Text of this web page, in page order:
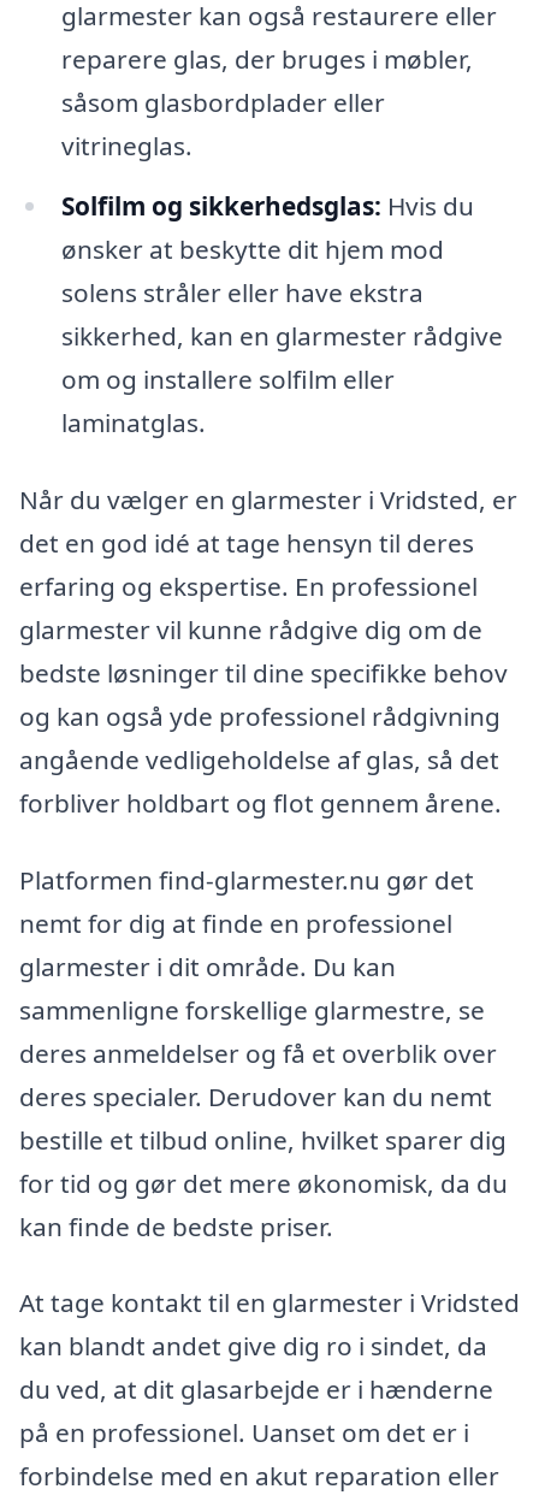
glarmester kan også restaurere eller
reparere glas, der bruges i møbler,
såsom glasbordplader eller
vitrineglas.
Solfilm og sikkerhedsglas: Hvis du
ønsker at beskytte dit hjem mod
solens stråler eller have ekstra
sikkerhed, kan en glarmester rådgive
om og installere solfilm eller
laminatglas.
Når du vælger en glarmester i Vridsted, er
det en god idé at tage hensyn til deres
erfaring og ekspertise. En professionel
glarmester vil kunne rådgive dig om de
bedste løsninger til dine specifikke behov
og kan også yde professionel rådgivning
angående vedligeholdelse af glas, så det
forbliver holdbart og flot gennem årene.
Platformen find-glarmester.nu gør det
nemt for dig at finde en professionel
glarmester i dit område. Du kan
sammenligne forskellige glarmestre, se
deres anmeldelser og få et overblik over
deres specialer. Derudover kan du nemt
bestille et tilbud online, hvilket sparer dig
for tid og gør det mere økonomisk, da du
kan finde de bedste priser.
At tage kontakt til en glarmester i Vridsted
kan blandt andet give dig ro i sindet, da
du ved, at dit glasarbejde er i hænderne
på en professionel. Uanset om det er i
forbindelse med en akut reparation eller